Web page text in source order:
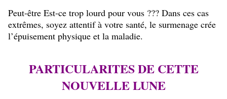
Peut-être Est-ce trop lourd pour vous ??? Dans ces cas
extrêmes, soyez attentif à votre santé, le surmenage crée
l’épuisement physique et la maladie.
PARTICULARITES DE CETTE
NOUVELLE LUNE